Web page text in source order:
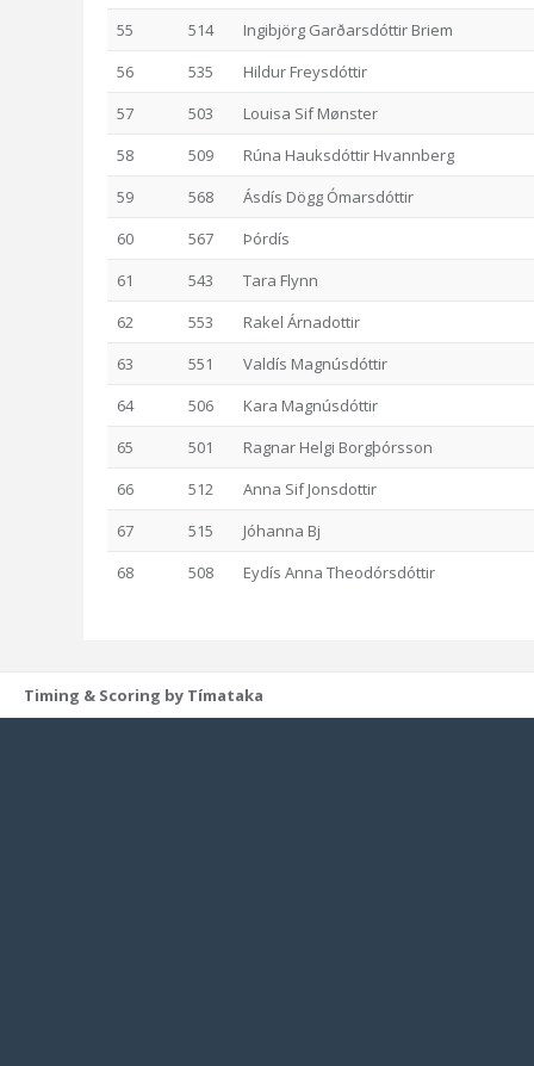
55
514 Ingibjörg Garðarsdóttir Briem
56
535 Hildur Freysdóttir
57
503 Louisa Sif Mønster
58
509 Rúna Hauksdóttir Hvannberg
59
568 Ásdís Dögg Ómarsdóttir
60
567 Þórdís
61
543 Tara Flynn
62
553 Rakel Árnadottir
63
551 Valdís Magnúsdóttir
64
506 Kara Magnúsdóttir
65
501 Ragnar Helgi Borgþórsson
66
512 Anna Sif Jonsdottir
67
515 Jóhanna Bj
68
508 Eydís Anna Theodórsdóttir
Timing & Scoring by Tímataka